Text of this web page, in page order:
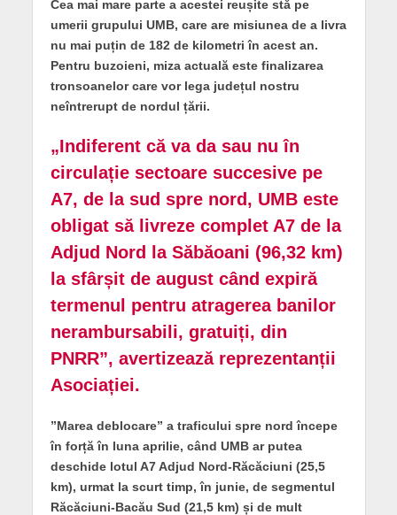
Cea mai mare parte a acestei reușite stă pe
umerii grupului UMB, care are misiunea de a livra
nu mai puțin de 182 de kilometri în acest an.
Pentru buzoieni, miza actuală este finalizarea
tronsoanelor care vor lega județul nostru
neîntrerupt de nordul țării.
„Indiferent că va da sau nu în
circulație sectoare succesive pe
A7, de la sud spre nord, UMB este
obligat să livreze complet A7 de la
Adjud Nord la Săbăoani (96,32 km)
la sfârșit de august când expiră
termenul pentru atragerea banilor
nerambursabili, gratuiți, din
PNRR”, avertizează reprezentanții
Asociației.
”Marea deblocare” a traficului spre nord începe
în forță în luna aprilie, când UMB ar putea
deschide lotul A7 Adjud Nord-Răcăciuni (25,5
km), urmat la scurt timp, în junie, de segmentul
Răcăciuni-Bacău Sud (21,5 km) și de mult